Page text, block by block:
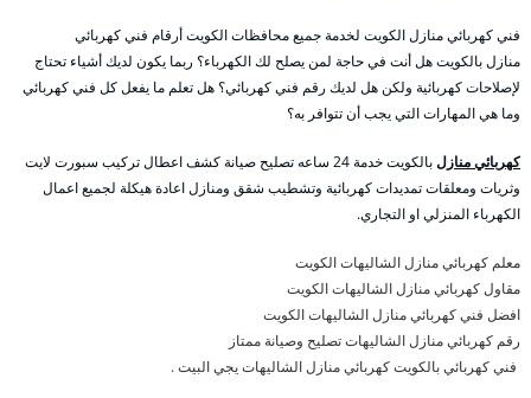
فني كهربائي منازل الكويت لخدمة جميع محافظات الكويت أرقام فني كهربائي
منازل بالكويت هل أنت في حاجة لمن يصلح لك الكهرباء؟ ربما يكون لديك أشياء تحتاج
لإصلاحات كهربائية ولكن هل لديك رقم فني كهربائي؟ هل تعلم ما يفعل كل فني كهربائي
وما هي المهارات التي يجب أن تتوافر به؟
كهربائي منازل
بالكويت خدمة 24 ساعه تصليح صيانة كشف اعطال تركيب سبورت لايت
وثريات ومعلقات تمديدات كهربائية وتشطيب شقق ومنازل اعادة هيكلة لجميع اعمال
الكهرباء المنزلي او التجاري.
معلم كهربائي منازل الشاليهات الكويت
مقاول كهربائي منازل الشاليهات الكويت
افضل فني كهربائي منازل الشاليهات الكويت
رقم كهربائي منازل الشاليهات تصليح وصيانة ممتاز
فني كهربائي بالكويت كهربائي منازل الشاليهات يجي البيت .